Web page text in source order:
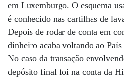
em Luxemburgo. O esquema
é conhecido nas cartilhas de
Depois de rodar de conta em
dinheiro acaba voltando ao País
No caso da transação
depósito final foi na conta da